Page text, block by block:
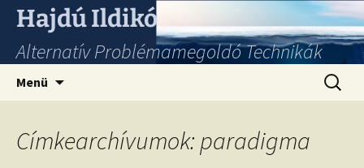
Hajdú Ildikó
Alternatív Problémamegoldó Technikák
Menü
Címkearchívumok: paradigma